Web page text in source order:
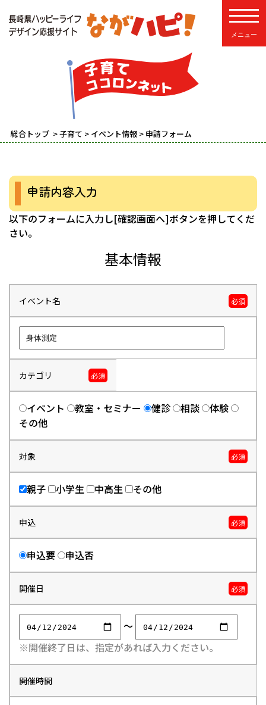
総合トップ >子育て > イベント情報 > 申請フォーム
申請内容入力
以下のフォームに入力し[確認画面へ]ボタンを押してくだ
さい。
基本情報
イベント名 必須
カテゴリ 必須
イベント 教室・セミナー 健診 相談
体験
その他
対象 必須
親子 小学生 中高生 その他
申込 必須
申込要 申込否
開催日 必須
～
※開催終了日は、指定があれば入力ください。
開催時間